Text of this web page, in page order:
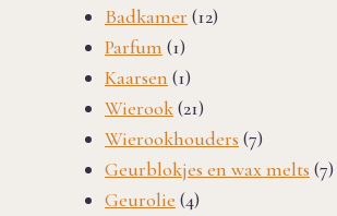
Badkamer 1212
Parfum 11
product
Kaarsen 11
product
Wierook 2121
producten
Wierookhouders 77
producten
Geurblokjes en wax melts 77
Geurolie 44